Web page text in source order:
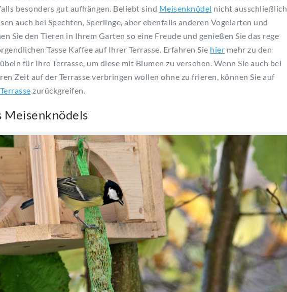
besonders gut aufhängen. Beliebt sind Meisenknödel nicht ausschließlich
auch bei Spechten, Sperlinge, aber ebenfalls anderen Vogelarten und
Sie den Tieren in Ihrem Garten so eine Freude und genießen Sie das rege
Tasse Kaffee auf Ihrer Terrasse. Erfahren Sie hier mehr zu den
für Ihre Terrasse, um diese mit Blumen zu versehen. Wenn Sie auch bei
Zeit auf der Terrasse verbringen wollen ohne zu frieren, können Sie auf
zurückgreifen.
Meisenknödels